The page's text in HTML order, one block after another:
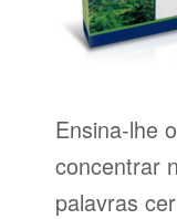
Ensina-lhe
concentrar
palavras